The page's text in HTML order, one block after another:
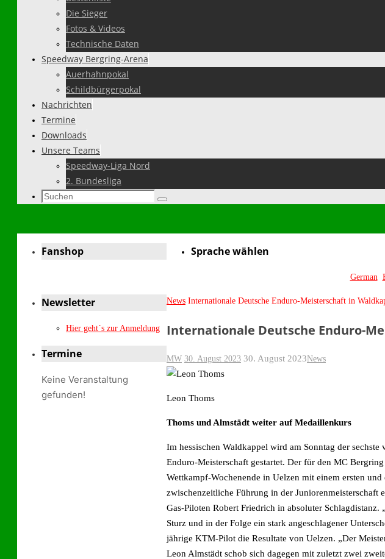
Die Sieger
Fotos & Videos
Technische Daten
Speedway Bergring-Arena
Auerhahnpokal
Schildbürgerpokal
Nachrichten
Termine
Downloads
Unsere Teams
Speedway-Liga Nord
2. Bundesliga
Suchen
Suchen
Sprache wählen
German
Start
News Internationale Deutsche Enduro-Meisterschaft in
Internationale Deutsche Enduro-
MW 30. August 2023 30. August 2023News
Leon Thoms
Thoms und Almstädt weiter auf Medaillenkurs
Im hessischen Waldkappel wird am Sonntag der
Enduro-Meisterschaft gestartet. Der für den MC
Wettkampf-Wochenende in Uelzen mit einem ersten
zwischenzeitliche Führung in der Juniorenmeisterschaft
Gas-Piloten Robert Friedrich in absoluter
Sturz und in der Folge ein stark angeschlagener
jährige KTM-Pilot die Resultate von Uelzen. „Der
Leon Almstädt schob sich dagegen mit zuletzt zwei
Fanshop
Newsletter
Hier geht´s zur Anmeldung
Termine
Keine Veranstaltung
gefunden!